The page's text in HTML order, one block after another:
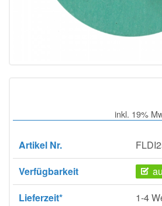
inkl. 19%
Artikel Nr.
Verfügbarkeit
Lieferzeit*
1-4